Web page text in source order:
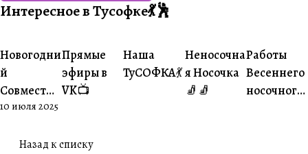
Интересное в Тусофке💃🕺
#Совместники
Новогодни
й
Совместни
к🎄
10 июля 2025
#Житуха
Прямые
эфиры в
VK📺
#Совместники
Наша
ТуСОФКА💃
#Ваше
творчество
Неносочна
я Носочка
🧦🧦
#Ваше
Работы
Весеннего
носочного
Назад к списку